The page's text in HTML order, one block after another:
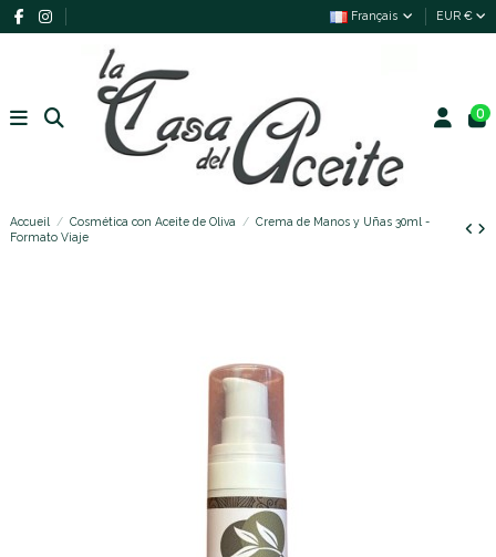
Français EUR €
0
Accueil Cosmética con Aceite de Oliva
Crema de Manos y Uñas 30ml -
Formato Viaje